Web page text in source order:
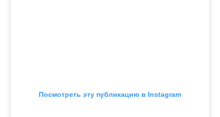
Посмотреть эту публикацию в Instagram